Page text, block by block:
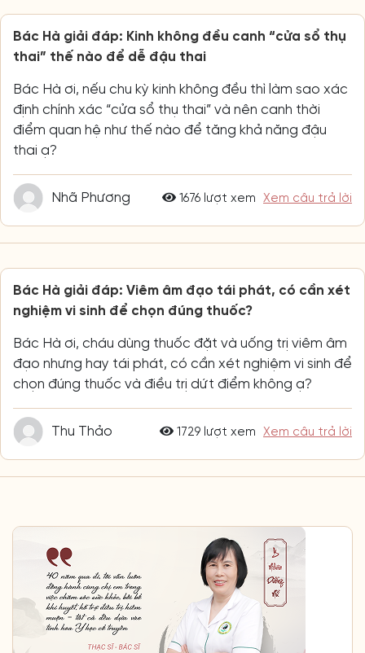
Bác Hà giải đáp: Kinh không đều canh “cửa sổ thụ
thai” thế nào để dễ đậu thai
Bác Hà ơi, nếu chu kỳ kinh không đều thì làm sao xác
định chính xác “cửa sổ thụ thai” và nên canh thời
điểm quan hệ như thế nào để tăng khả năng đậu
thai ạ?
Nhã Phương 1676 lượt xem Xem câu trả lời
Bác Hà giải đáp: Viêm âm đạo tái phát, có cần xét
nghiệm vi sinh để chọn đúng thuốc?
Bác Hà ơi, cháu dùng thuốc đặt và uống trị viêm âm
đạo nhưng hay tái phát, có cần xét nghiệm vi sinh để
chọn đúng thuốc và điều trị dứt điểm không ạ?
Thu Thảo 1729 lượt xem Xem câu trả lời